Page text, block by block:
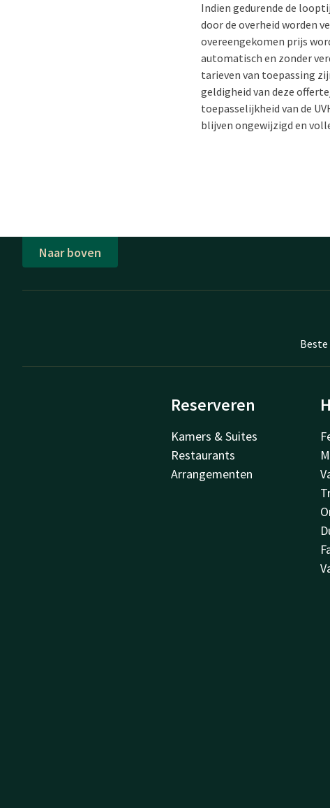
Indien gedurende de
door de overheid worden
overeengekomen prijs
automatisch en zonder
tarieven van toepassing
geldigheid van deze
toepasselijkheid van de
blijven ongewijzigd en
Naar boven
Reserveren
Kamers & Suites
Restaurants
Arrangementen